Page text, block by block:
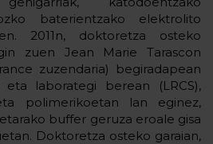
baterientzako elektrolito
2011n, doktoretza osteko
zuen Jean Marie Tarascon
zuzendaria) begiradapean
laborategi berean (LRCS),
polimerikoetan lan eginez,
buffer geruza eroale gisa
Doktoretza osteko garaian,